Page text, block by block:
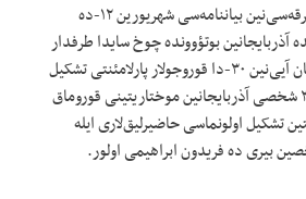
آذربایجان دئموکرات فیرقه‌سی‌نین بیاننامه‌سی شهریورین ۱۲-ده
آذربایجانین بوتؤوونده چوخ سایدا طرفدار
و فدایی جذب ائدیر. آبان آیی‌نین ۳۰-دا قوروجولار پارلامئنتی تشکیل
اولونور و بو پارلامئنت ۳۹ شخصی آذربایجانین موختاریتینی قوروماق
تشکیل اولونماسی حاضیرلیق‌لاری ایله